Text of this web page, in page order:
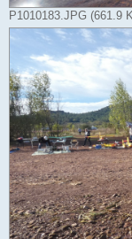
P1010183.JPG (661.9